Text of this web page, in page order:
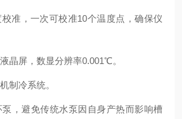
准，一次可校准10个温度点，确保仪
晶屏，数显分辨率0.001℃。
制冷系统。
，避免传统水泵因自身产热而影响槽